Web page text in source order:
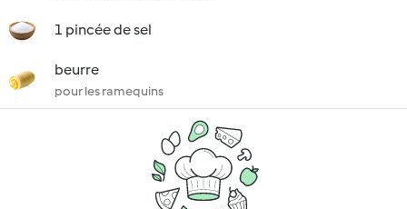
1 pincée de sel
beurre
pour les ramequins